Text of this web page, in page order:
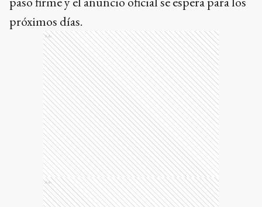
próximos días.
Ads
Ads